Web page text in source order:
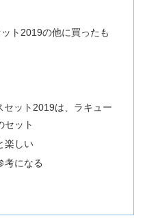
ト2019の他に買ったも
セット2019は、ラキュー
セット
楽しい
考になる